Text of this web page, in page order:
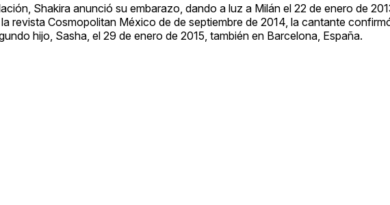
Shakira anunció su embarazo, dando a luz a Milán el 22 de enero de
revista Cosmopolitan México de de septiembre de 2014, la cantante
hijo, Sasha, el 29 de enero de 2015, también en Barcelona, España.